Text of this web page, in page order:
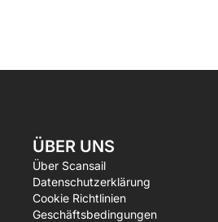
ÜBER UNS
Über Scansail
Datenschutzerklärung
Cookie Richtlinien
Geschäftsbedingungen